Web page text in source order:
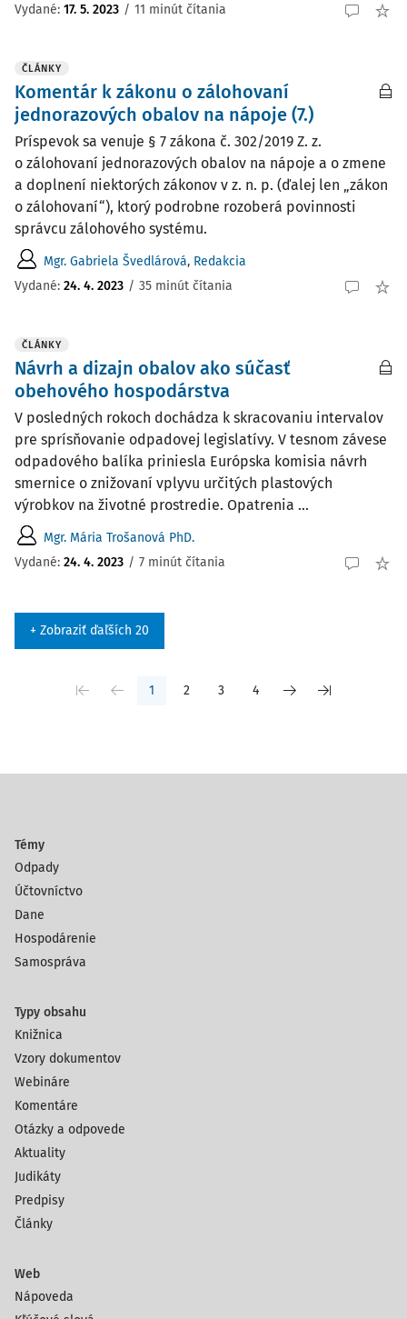
Vydané: 17. 5. 2023 / 11 minút čítania
ČLÁNKY
Komentár k zákonu o zálohovaní
jednorazových obalov na nápoje (7.)
Príspevok sa venuje § 7 zákona č. 302/2019 Z. z.
o zálohovaní jednorazových obalov na nápoje a o zmene
a doplnení niektorých zákonov v z. n. p. (ďalej len „zákon
o zálohovaní“), ktorý podrobne rozoberá povinnosti
správcu zálohového systému.
Mgr. Gabriela Švedlárová, Redakcia
Vydané: 24. 4. 2023 / 35 minút čítania
ČLÁNKY
Návrh a dizajn obalov ako súčasť
obehového hospodárstva
V posledných rokoch dochádza k skracovaniu intervalov
pre sprísňovanie odpadovej legislatívy. V tesnom závese
odpadového balíka priniesla Európska komisia návrh
smernice o znižovaní vplyvu určitých plastových
výrobkov na životné prostredie. Opatrenia ...
Mgr. Mária Trošanová PhD.
Vydané: 24. 4. 2023 / 7 minút čítania
+ Zobraziť ďaľších 20
1 2 3 4
Témy
Odpady
Účtovníctvo
Dane
Hospodárenie
Samospráva
Typy obsahu
Knižnica
Vzory dokumentov
Webináre
Komentáre
Otázky a odpovede
Aktuality
Judikáty
Predpisy
Články
Web
Nápoveda